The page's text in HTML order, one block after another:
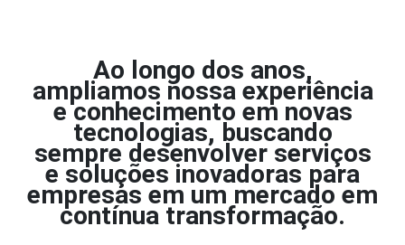
Ao longo dos anos,
ampliamos nossa experiência
e conhecimento em novas
tecnologias, buscando
sempre desenvolver serviços
e soluções inovadoras para
empresas em um mercado em
contínua transformação.